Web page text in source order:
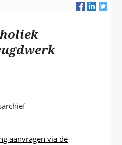
aanvragen via de